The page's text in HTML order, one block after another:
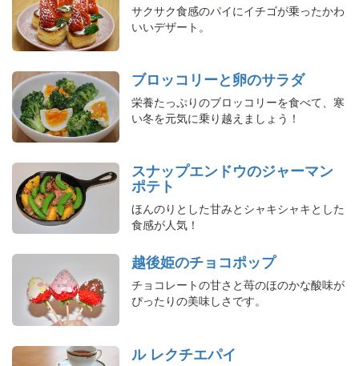
サクサク食感のパイにイチゴが乗ったかわ
いいデザート。
ブロッコリーと卵のサラダ
栄養たっぷりのブロッコリーを食べて、寒
い冬を元気に乗り越えましょう！
スナップエンドウのジャーマン
ポテト
ほんのりとした甘みとシャキシャキとした
食感が人気！
越後姫のチョコポップ
チョコレートの甘さと苺のほのかな酸味が
ぴったりの美味しさです。
ル レクチエパイ